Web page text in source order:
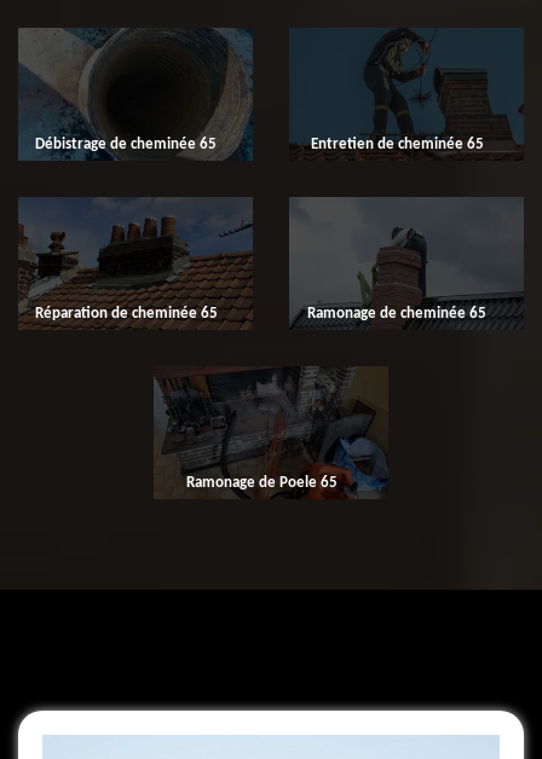
Débistrage de cheminée 65 Entretien de cheminée 65
Réparation de cheminée 65 Ramonage de cheminée 65
Ramonage de Poele 65